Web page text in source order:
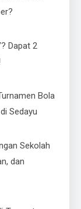
Dapat 2
Bola
Sedayu
Sekolah
dan